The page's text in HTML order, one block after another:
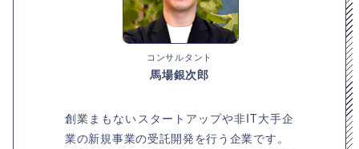
コンサルタント
馬場銀次郎
創業まもないスタートアップや非IT大手企
業の新規事業の受託開発を行う企業です。